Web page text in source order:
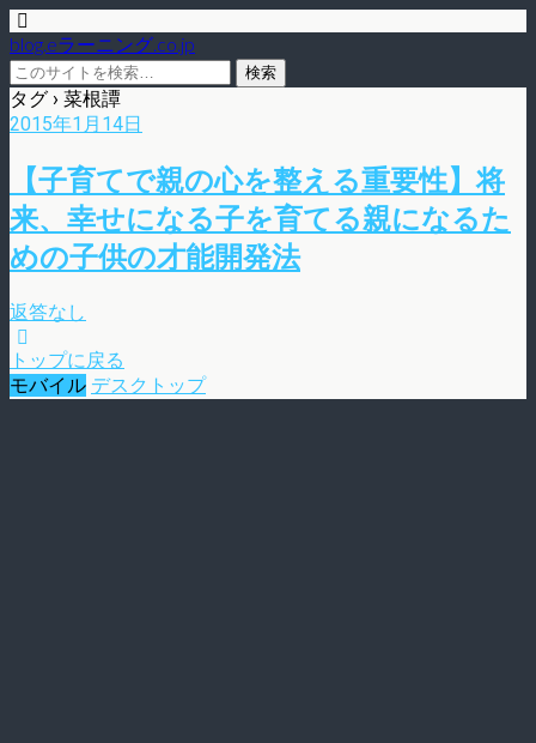
blog.eラーニング.co.jp
タグ › 菜根譚
2015年1月14日
【子育てで親の心を整える重要性】将
来、幸せになる子を育てる親になるた
めの子供の才能開発法
返答なし
トップに戻る
モバイル デスクトップ